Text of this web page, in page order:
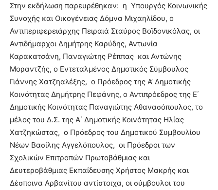
Στην εκδήλωση παρευρέθηκαν: η Υπουργός Κοινωνικής
Συνοχής και Οικογένειας Δόμνα Μιχαηλίδου, ο
Αντιπεριφερειάρχης Πειραιά Σταύρος Βοϊδονικόλας, οι
Αντιδήμαρχοι Δημήτρης Καρύδης, Αντωνία
Καρακατσάνη, Παναγιώτης Ρέππας και Αντώνης
Μοραντζής, ο Εντεταλμένος Δημοτικός Σύμβουλος
Γιάννης Χατζηαλέξης, ο Πρόεδρος της Α’ Δημοτικής
Κοινότητας Δημήτρης Πεφάνης, ο Αντιπρόεδρος της Ε΄
Δημοτικής Κοινότητας Παναγιώτης Αθανασόπουλος, το
μέλος του Δ.Σ. της Α΄ Δημοτικής Κοινότητας Ηλίας
Χατζηκώστας, ο Πρόεδρος του Δημοτικού Συμβουλίου
Νέων Βασίλης Αγγελόπουλος, οι Πρόεδροι των
Σχολικών Επιτροπών Πρωτοβάθμιας και
Δευτεροβάθμιας Εκπαίδευσης Χρήστος Μακρής και
Δέσποινα Αρβανίτου αντίστοιχα, οι σύμβουλοι του